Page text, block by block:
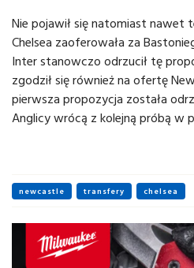
Nie pojawił się natomiast nawet
Chelsea zaoferowała za
Inter stanowczo odrzucił tę
zgodził się również na ofertę
pierwsza propozycja została
Anglicy wrócą z kolejną próbą w
newcastle transfery chelsea